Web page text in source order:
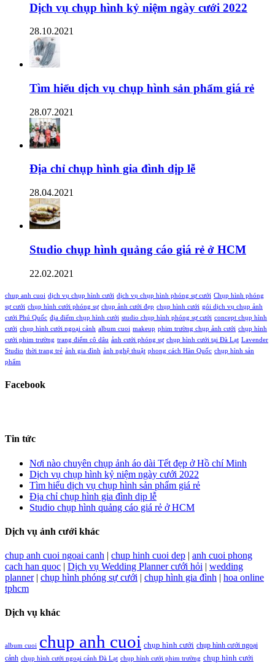
Dịch vụ chụp hình kỷ niệm ngày cưới 2022
28.10.2021
Tìm hiểu dịch vụ chụp hình sản phẩm giá rẻ
28.07.2021
Địa chỉ chụp hình gia đình dịp lễ
28.04.2021
Studio chụp hình quảng cáo giá rẻ ở HCM
22.02.2021
chup anh cuoi dịch vụ chụp hình cưới dịch vụ chụp hình phóng sự cưới Chụp hình phóng
sự cưới chụp hình cưới phóng sự chụp ảnh cưới đẹp chụp hình cưới gói dịch vụ chụp ảnh
cưới Phú Quốc địa điểm chụp hình cưới studio chụp hình phóng sự cưới concept chụp hình
cưới chụp hình cưới ngoại cảnh album cuoi makeup phim trường chụp ảnh cưới chụp hình
cưới phim trường trang điểm cô dâu ảnh cưới phóng sự chụp hình cưới tại Đà Lạt Lavender
Studio thời trang trẻ ảnh gia đình ảnh nghệ thuật phong cách Hàn Quốc chụp hình sản
phẩm
Facebook
Tin tức
Nơi nào chuyên chụp ảnh áo dài Tết đẹp ở Hồ chí Minh
Dịch vụ chụp hình kỷ niệm ngày cưới 2022
Tìm hiểu dịch vụ chụp hình sản phẩm giá rẻ
Địa chỉ chụp hình gia đình dịp lễ
Studio chụp hình quảng cáo giá rẻ ở HCM
Dịch vụ ảnh cưới khác
chup anh cuoi ngoai canh | chup hinh cuoi dep | anh cuoi phong
cach han quoc | Dịch vụ Wedding Planner cưới hỏi | wedding
planner| chụp hình phóng sự cưới | chụp hình gia đình | hoa online
tphcm
Dịch vụ khác
album cuoi chup anh cuoi chụp hình cưới chụp hình cưới ngoại
cảnh chụp hình cưới ngoại cảnh Đà Lạt chụp hình cưới phim trường chụp hình cưới